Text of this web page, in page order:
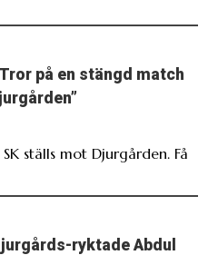
på en stängd match
ställs mot Djurgården. Få
ryktade Abdul